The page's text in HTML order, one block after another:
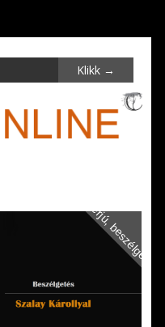
Interjú, beszélgetés